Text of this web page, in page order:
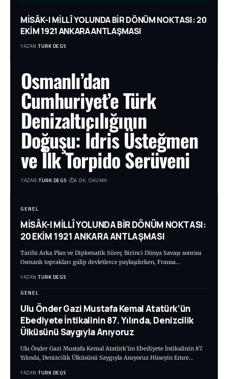
MİSÂK-I MİLLÎ YOLUNDA BİR DÖNÜM NOKTASI: 20
EKİM 1921 ANKARA ANTLAŞMASI
YAZAN:TURK DEGS
Osmanlı’dan
Cumhuriyet’e Türk
Denizaltıcılığının
Doğuşu: İdris Üsteğmen
ve İlk Torpido Serüveni
YAZAN:TURK DEGS 6 DK. OKUMA
GENEL
MİSÂK-I MİLLÎ YOLUNDA BİR DÖNÜM NOKTASI:
20 EKİM 1921 ANKARA ANTLAŞMASI
Tarihi Arka Plan ve Diplomatik Süreç Birinci Dünya Savaşı sonrası
Osmanlı toprakları galip devletlerce paylaşılırken, Fransa…
YAZAN:TURK DEGS
GENEL
Ulu Önder Gazi Mustafa Kemal Atatürk’ün
Ebediyete İntikalinin 87. Yılında, Denizcilik
Ülküsünü Saygıyla Anıyoruz
Ulu Önder Gazi Mustafa Kemal Atatürk’ün Ebediyete İntikalinin 87.
Yılında, Denizcilik Ülküsünü Saygıyla Anıyoruz Hüseyin Emre…
YAZAN:TURK DEGS